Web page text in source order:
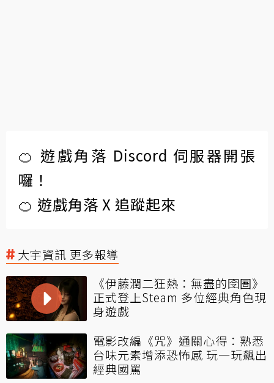
🍊 遊戲角落 Discord 伺服器開張
囉！
🍊 遊戲角落 X 追蹤起來
大宇資訊 更多報導
《伊藤潤二狂熱：無盡的囹圄》
正式登上Steam 多位經典角色現
身遊戲
電影改編《咒》通關心得：熟悉
台味元素增添恐怖感 玩一玩飆出
經典國罵